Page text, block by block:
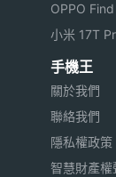
OPPO
小米 17T
手機王
關於我們
聯絡我們
隱私權政策
智慧財產權